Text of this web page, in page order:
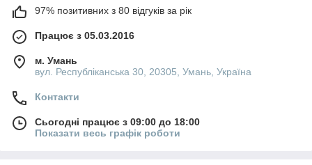
97% позитивних з 80 відгуків за рік
Працює з 05.03.2016
м. Умань
вул. Республіканська 30, 20305, Умань, Україна
Контакти
Сьогодні працює з 09:00 до 18:00
Показати весь графік роботи